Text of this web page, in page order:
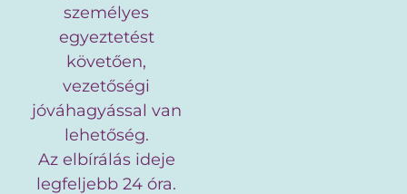
személyes
egyeztetést
követően,
vezetőségi
jóváhagyással van
lehetőség.
Az elbírálás ideje
legfeljebb 24 óra.